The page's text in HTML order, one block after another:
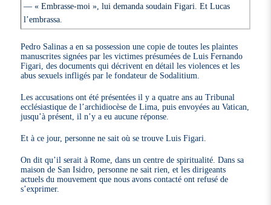
— « Embrasse-moi », lui demanda soudain Figari. Et Lucas
l’embrassa.
Pedro Salinas a en sa possession une copie de toutes les plaintes
manuscrites signées par les victimes présumées de Luis Fernando
Figari, des documents qui décrivent en détail les violences et les
abus sexuels infligés par le fondateur de Sodalitium.
Les accusations ont été présentées il y a quatre ans au Tribunal
ecclésiastique de l’archidiocèse de Lima, puis envoyées au Vatican,
jusqu’à présent, il n’y a eu aucune réponse.
Et à ce jour, personne ne sait où se trouve Luis Figari.
On dit qu’il serait à Rome, dans un centre de spiritualité. Dans sa
maison de San Isidro, personne ne sait rien, et les dirigeants
actuels du mouvement que nous avons contacté ont refusé de
s’exprimer.